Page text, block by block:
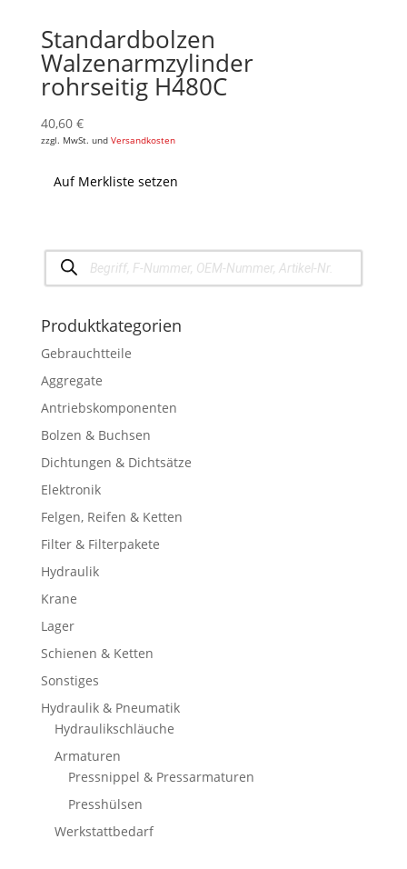
Standardbolzen
Walzenarmzylinder
rohrseitig H480C
40,60 €
zzgl. MwSt. und Versandkosten
Auf Merkliste setzen
Products
search
Produktkategorien
Gebrauchtteile
Aggregate
Antriebskomponenten
Bolzen & Buchsen
Dichtungen & Dichtsätze
Elektronik
Felgen, Reifen & Ketten
Filter & Filterpakete
Hydraulik
Krane
Lager
Schienen & Ketten
Sonstiges
Hydraulik & Pneumatik
Hydraulikschläuche
Armaturen
Pressnippel & Pressarmaturen
Presshülsen
Werkstattbedarf